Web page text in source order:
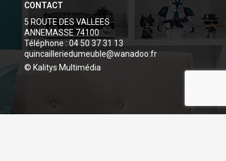
CONTACT
5 ROUTE DES VALLEES
ANNEMASSE 74100
Téléphone : 04 50 37 31 13
quincailleriedumeuble@wanadoo.fr
© Kalitys Multimédia